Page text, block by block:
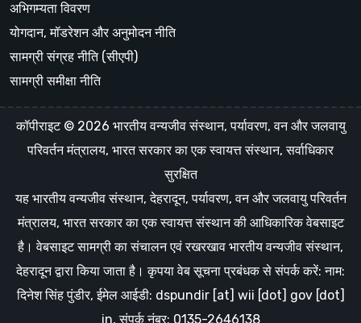
अभिगम्यता विवरण
योगदान, मॉडरेशन और अनुमोदन नीति
सामग्री संग्रह नीति (सीएपी)
सामग्री समीक्षा नीति
कॉपीराइट © 2026 भारतीय वन्यजीव संस्थान, पर्यावरण, वन और जलवायु
परिवर्तन मंत्रालय, भारत सरकार का एक स्वायत्त संस्थान, सर्वाधिकार
सुरक्षित
यह भारतीय वन्यजीव संस्थान, देहरादून, पर्यावरण, वन और जलवायु परिवर्तन
मंत्रालय, भारत सरकार का एक स्वायत्त संस्थान की आधिकारिक वेबसाइट
है। वेबसाइट सामग्री का संचालन एवं रखरखाव भारतीय वन्यजीव संस्थान,
देहरादून द्वारा किया जाता है। कृपया वेब सूचना प्रबंधक से संपर्क करें: नाम:
दिनेश सिंह पुंडीर, ईमेल आईडी: dspundir [at] wii [dot] gov [dot]
in, संपर्क नंबर: 0135-2646138